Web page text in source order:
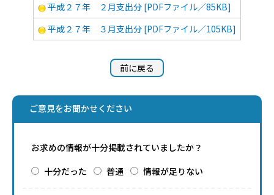
平成２７年 ２月支出分 [PDFファイル／85KB]
平成２７年 ３月支出分 [PDFファイル／105KB]
前に戻る
ご意見をお聞かせください
お求めの情報が十分掲載されていましたか？
十分だった
普通 情報が足りない